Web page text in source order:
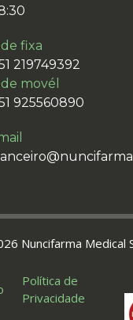
fixa
219749392
movél
925560890
Política de
Privacidade
Nuncifarma Medical